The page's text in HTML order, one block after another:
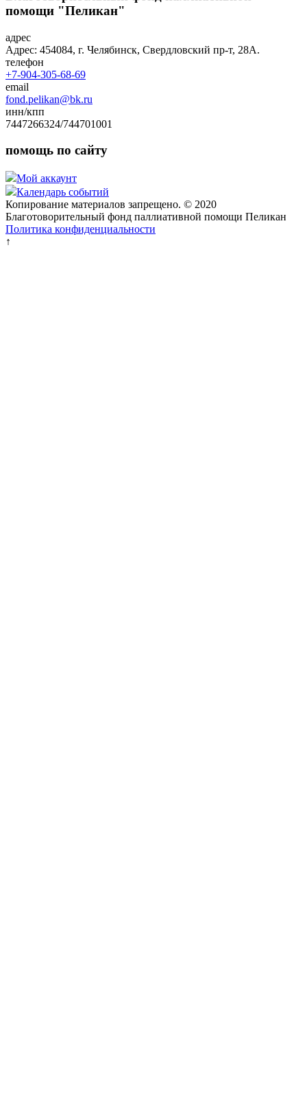
помощи "Пеликан"
адрес
Адрес: 454084, г. Челябинск, Свердловский пр-т, 28А.
телефон
+7-904-305-68-69
email
fond.pelikan@bk.ru
инн/кпп
7447266324/744701001
помощь по сайту
Мой аккаунт
Календарь событий
Копирование материалов запрещено. © 2020
Благотоворительный фонд паллиативной помощи Пеликан
Политика конфиденциальности
↑